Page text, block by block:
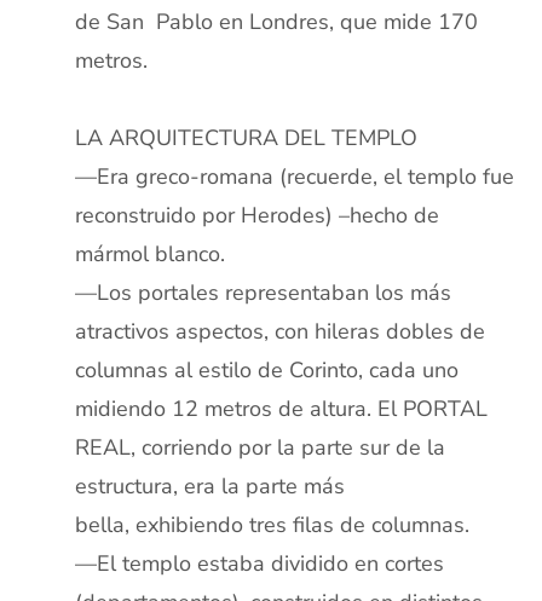
de San Pablo en Londres, que mide 170
metros.
LA ARQUITECTURA DEL TEMPLO
—Era greco-romana (recuerde, el templo fue
reconstruido por Herodes) –hecho de
mármol blanco.
—Los portales representaban los más
atractivos aspectos, con hileras dobles de
columnas al estilo de Corinto, cada uno
midiendo 12 metros de altura. El PORTAL
REAL, corriendo por la parte sur de la
estructura, era la parte más
bella, exhibiendo tres filas de columnas.
—El templo estaba dividido en cortes